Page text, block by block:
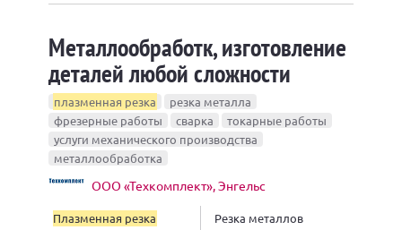
Металлообработк, изготовление
деталей любой сложности
плазменная резка
резка металла
фрезерные работы
сварка
токарные работы
услуги механического производства
металлообработка
ООО «Техкомплект», Энгельс
Плазменная резка Резка металлов